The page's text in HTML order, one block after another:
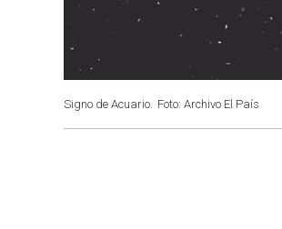
Signo de Acuario. Foto: Archivo El País